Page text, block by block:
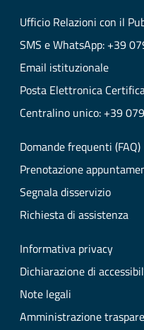
Ufficio Relazioni con il
SMS e WhatsApp: +39
Email istituzionale
Posta Elettronica
Centralino unico: +39
Domande frequenti (FAQ)
Prenotazione
Segnala disservizio
Richiesta di assistenza
Informativa privacy
Dichiarazione di
Note legali
Amministrazione